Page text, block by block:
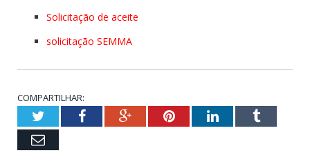
Solicitação de aceite
solicitação SEMMA
COMPARTILHAR:
TwitterFacebookGoogle+PinterestLinkedInTumblr
Email